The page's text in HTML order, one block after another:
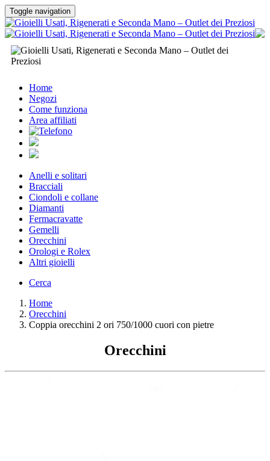
Toggle navigation
Home
Negozi
Come funziona
Area affiliati
Anelli e solitari
Bracciali
Ciondoli e collane
Diamanti
Fermacravatte
Gemelli
Orecchini
Orologi e Rolex
Altri gioielli
Cerca
Home
Orecchini
Coppia orecchini 2 ori 750/1000 cuori con pietre
Orecchini